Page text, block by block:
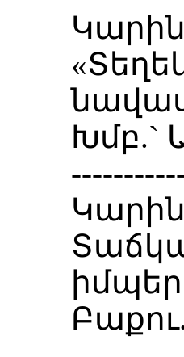
Խմբ.`
Բաքու.